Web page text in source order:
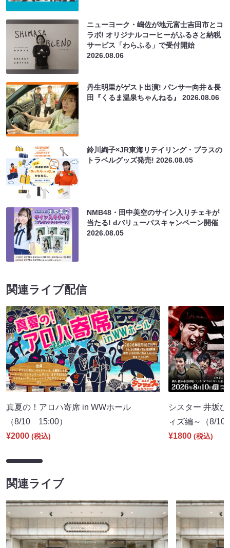
ニューヨーク・嶋佐が地元富士吉田市とコ
ラボ! オリジナルコーヒーがふるさと納税
サービス「わらふる」で受付開始
2026.08.06
丹生明里がゲスト出演! パンサー向井＆長
田『くるま温泉ちゃんねる』2026.08.06
鈴川絢子×JR東海リテイリング・プラスの
トラベルグッズ発売!2026.08.05
NMB48・田中美空のサイン入りチェキが
当たる! dバリューパスキャンペーン開催
2026.08.05
関連ライブ配信
真夏の！アロハ寄席 in WWホール
（8/10 15:00）
¥2000 (税込)
シスター 井坂
ィズ編～（8/
¥1800 (税込)
関連ライブ